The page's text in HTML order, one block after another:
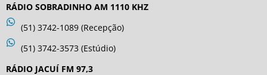
RÁDIO SOBRADINHO AM 1110 KHZ
(51) 3742-1089 (Recepção)
(51) 3742-3573 (Estúdio)
RÁDIO JACUÍ FM 97,3